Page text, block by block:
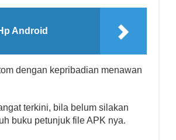
Android
dengan kepribadian menawan
terkini, bila belum silakan
buku petunjuk file APK nya.